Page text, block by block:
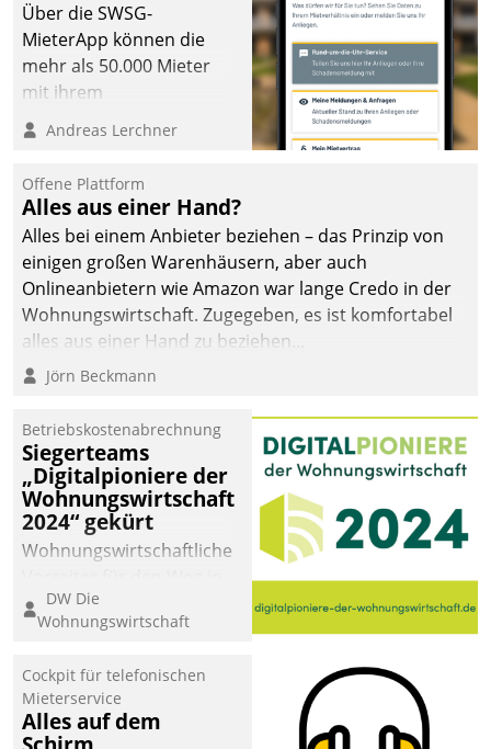
Über die SWSG-
MieterApp können die
mehr als 50.000 Mieter
mit ihrem
Wohnungsunternehmen
kommunizieren, auf dem
einsehen und ändern
oder
Schadensmeldungen
abgeben – rund um die
Uhr.
Andreas Lerchner
Offene Plattform
Alles aus einer Hand?
Alles bei einem Anbieter beziehen – das Prinzip von
einigen großen Warenhäusern, aber auch
Onlineanbietern wie Amazon war lange Credo in der
Wohnungswirtschaft. Zugegeben, es ist komfortabel
alles aus einer Hand zu beziehen...
Jörn Beckmann
Betriebskostenabrechnung
Siegerteams
„Digitalpioniere der
Wohnungswirtschaft
2024“ gekürt
Wohnungswirtschaftliche
eine digitale Zukunft zu
finden, ist das Ziel des
der
Wohnungswirtschaft“.
Bewerben können sich
DW Die
Wohnungswirtschaft
Cockpit für telefonischen
Mieterservice
Alles auf dem